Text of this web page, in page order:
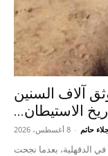
آلاف السنين
الاستيطان...
حاتم - 8 أغسطس، 2026
الدقهلية، بعدما نجحت